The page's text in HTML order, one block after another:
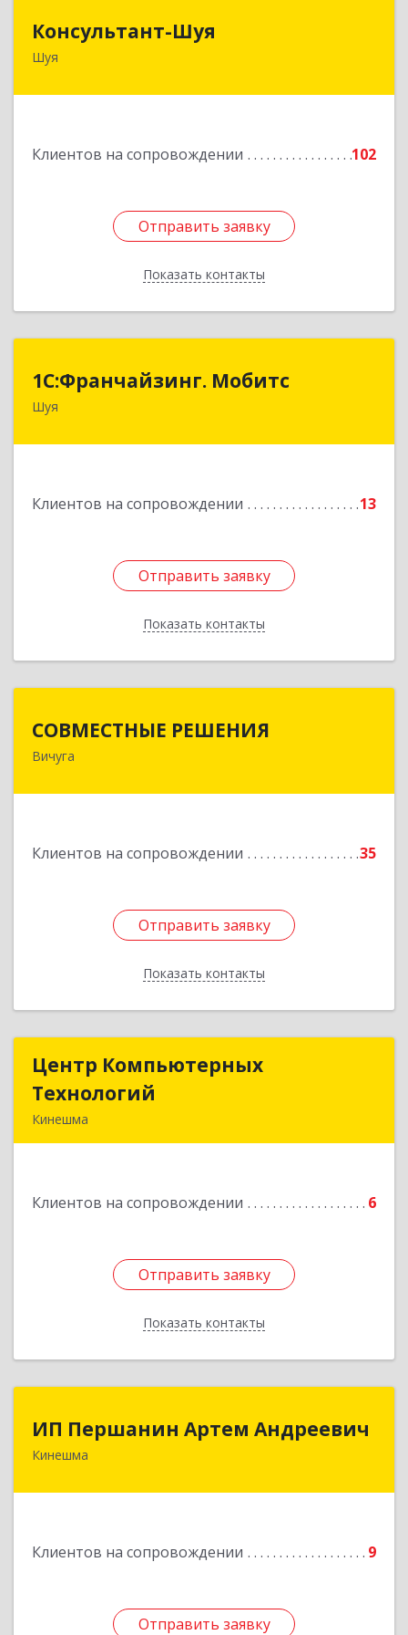
Консультант-Шуя
Шуя
Клиентов на сопровождении 102
Отправить заявку
Показать контакты
155900, Ивановская обл, Шуя г, Свердлова ул,
Отправить заявку
Назад
1С:Франчайзинг. Мобитс
Шуя
Клиентов на сопровождении 13
Отправить заявку
Показать контакты
1С:Франчайзинг. Мобитс
Отправить заявку
Назад
СОВМЕСТНЫЕ РЕШЕНИЯ
Вичуга
Клиентов на сопровождении 35
Отправить заявку
Показать контакты
155331, Ивановская обл, Вичугский р-н, Вичуга
Отправить заявку
Назад
Центр Компьютерных
Технологий
Кинешма
Клиентов на сопровождении 6
Отправить заявку
Показать контакты
Центр Компьютерных
Подробнее
Отправить заявку
Назад
ИП Першанин Артем Андреевич
Кинешма
Клиентов на сопровождении 9
Отправить заявку
Отправить заявку